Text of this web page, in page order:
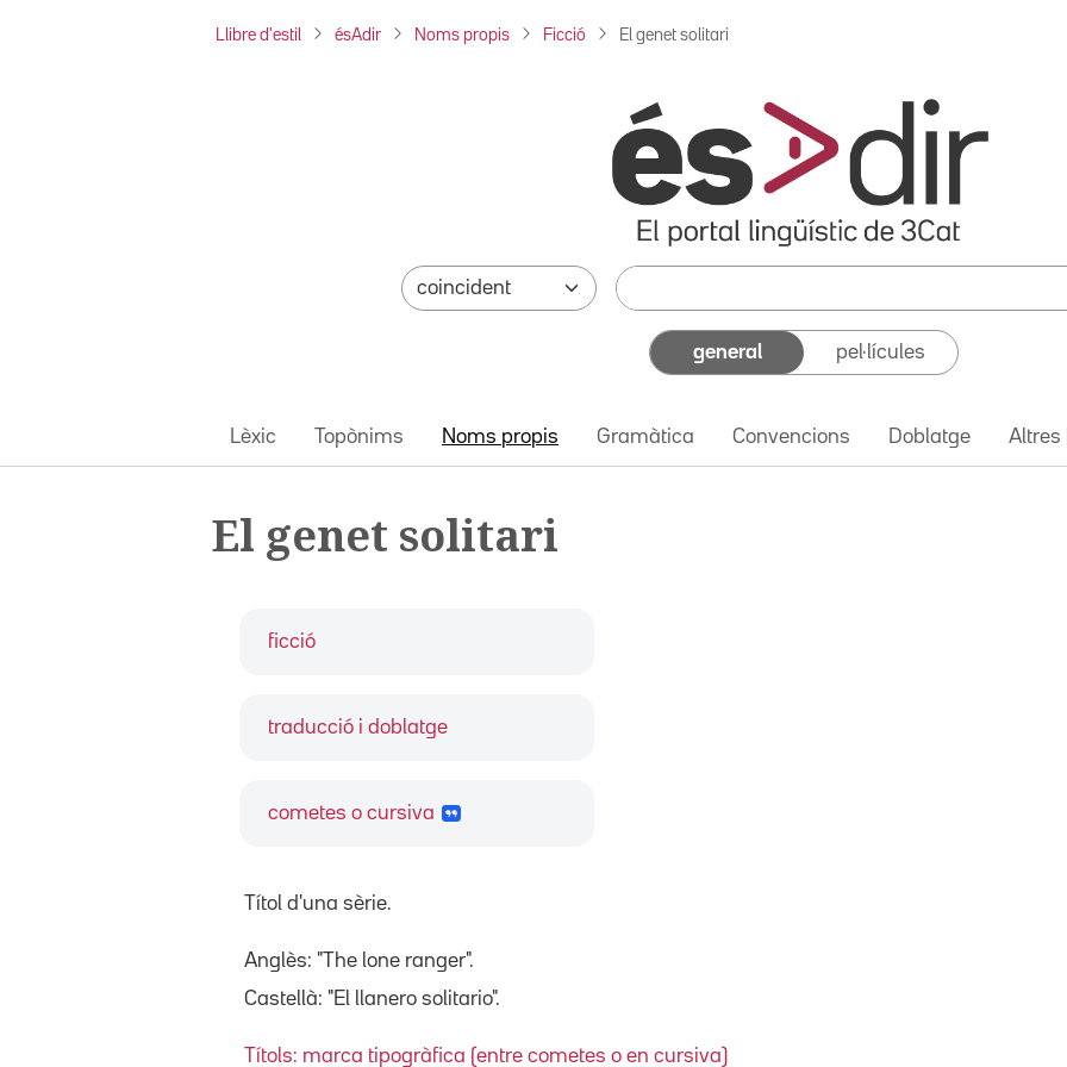
Llibre d'estil ésAdir Noms propis Ficció El genet solitari
general pel·lícules
Lèxic Topònims Noms propis Gramàtica Convencions Doblatge Altres
El genet solitari
ficció
traducció i doblatge
cometes o cursiva
Títol d'una sèrie.
Anglès: "The lone ranger".
Castellà: "El llanero solitario".
Títols: marca tipogràfica (entre cometes o en cursiva)